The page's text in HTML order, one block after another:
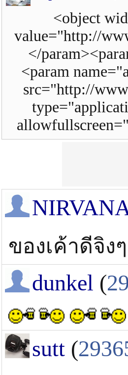
<object
value="http://
</
<param
src="http://
ของเค้าดีจิง
dunkel (
sutt (